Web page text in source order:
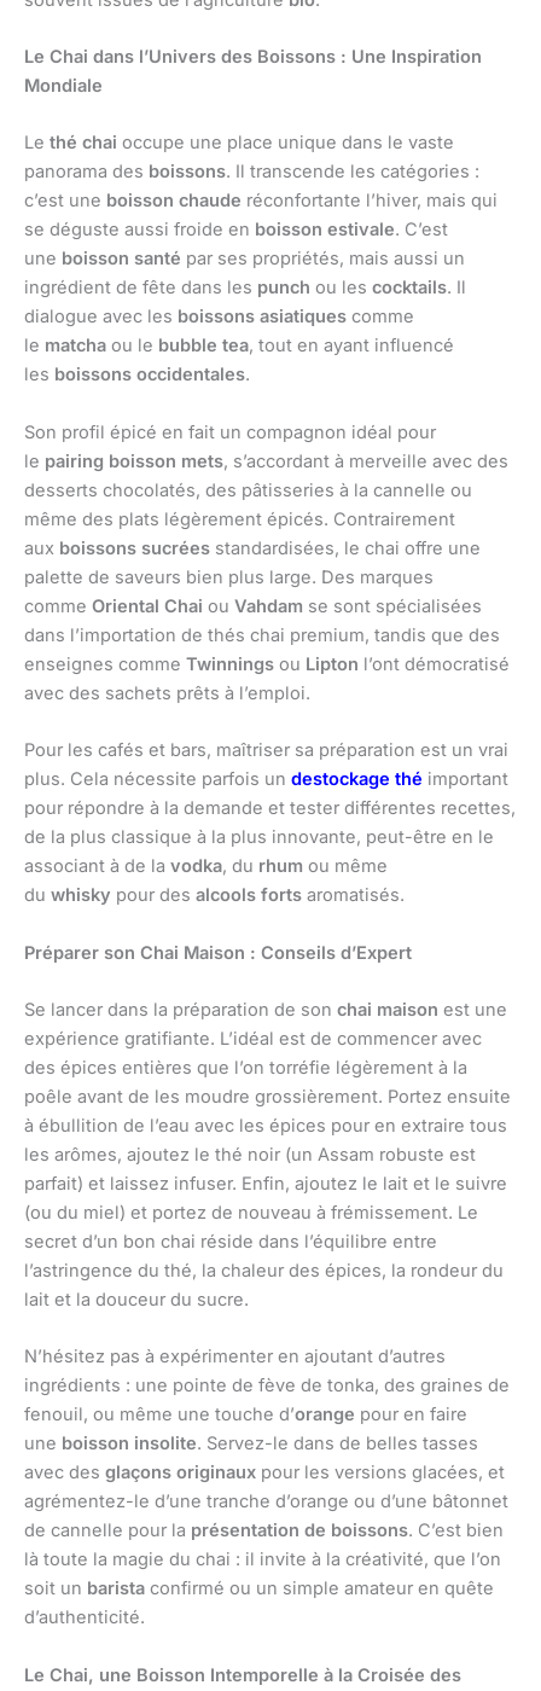
Le Chai dans l’Univers des Boissons : Une Inspiration
Mondiale
Le thé chai occupe une place unique dans le vaste
panorama des boissons. Il transcende les catégories :
c’est une boisson chaude réconfortante l’hiver, mais qui
se déguste aussi froide en boisson estivale. C’est
une boisson santé par ses propriétés, mais aussi un
ingrédient de fête dans les punch ou les cocktails. Il
dialogue avec les boissons asiatiques comme
le matcha ou le bubble tea, tout en ayant influencé
les boissons occidentales.
Son profil épicé en fait un compagnon idéal pour
le pairing boisson mets, s’accordant à merveille avec des
desserts chocolatés, des pâtisseries à la cannelle ou
même des plats légèrement épicés. Contrairement
aux boissons sucrées standardisées, le chai offre une
palette de saveurs bien plus large. Des marques
comme Oriental Chai ou Vahdam se sont spécialisées
dans l’importation de thés chai premium, tandis que des
enseignes comme Twinnings ou Lipton l’ont démocratisé
avec des sachets prêts à l’emploi.
Pour les cafés et bars, maîtriser sa préparation est un vrai
plus. Cela nécessite parfois un destockage thé important
pour répondre à la demande et tester différentes recettes,
de la plus classique à la plus innovante, peut-être en le
associant à de la vodka, du rhum ou même
du whisky pour des alcools forts aromatisés.
Préparer son Chai Maison : Conseils d’Expert
Se lancer dans la préparation de son chai maison est une
expérience gratifiante. L’idéal est de commencer avec
des épices entières que l’on torréfie légèrement à la
poêle avant de les moudre grossièrement. Portez ensuite
à ébullition de l’eau avec les épices pour en extraire tous
les arômes, ajoutez le thé noir (un Assam robuste est
parfait) et laissez infuser. Enfin, ajoutez le lait et le suivre
(ou du miel) et portez de nouveau à frémissement. Le
secret d’un bon chai réside dans l’équilibre entre
l’astringence du thé, la chaleur des épices, la rondeur du
lait et la douceur du sucre.
N’hésitez pas à expérimenter en ajoutant d’autres
ingrédients : une pointe de fève de tonka, des graines de
fenouil, ou même une touche d’orange pour en faire
une boisson insolite. Servez-le dans de belles tasses
avec des glaçons originaux pour les versions glacées, et
agrémentez-le d’une tranche d’orange ou d’une bâtonnet
de cannelle pour la présentation de boissons. C’est bien
là toute la magie du chai : il invite à la créativité, que l’on
soit un barista confirmé ou un simple amateur en quête
d’authenticité.
Le Chai, une Boisson Intemporelle à la Croisée des